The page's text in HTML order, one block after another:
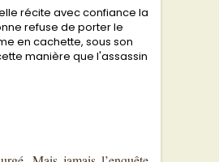
récite avec confiance la
refuse de porter le
en cachette, sous son
manière que l'assassin